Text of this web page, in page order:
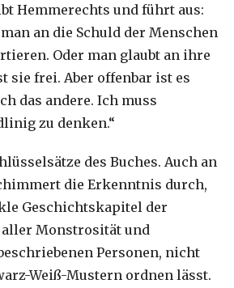
Hemmerechts und führt aus:
an die Schuld der Menschen
Oder man glaubt an ihre
sie frei. Aber offenbar ist es
das andere. Ich muss
zu denken.“
des Buches. Auch an
die Erkenntnis durch,
Geschichtskapitel der
Monstrosität und
Personen, nicht
Weiß-Mustern ordnen lässt.